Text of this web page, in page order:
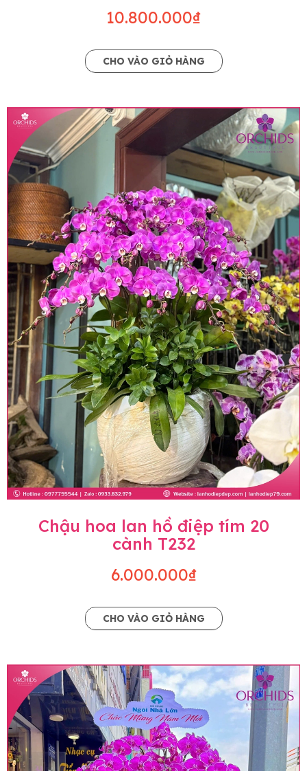
10.800.000₫
CHO VÀO GIỎ HÀNG
Chậu hoa lan hồ điệp tím 20
cành T232
6.000.000₫
CHO VÀO GIỎ HÀNG